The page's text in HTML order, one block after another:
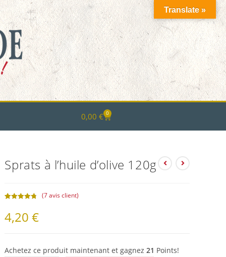
0,00 € 0
Sprats à l’huile d’olive 120g
sur 5
basé sur
(7avis client)
4,20€
Achetez ce produit maintenant et gagnez21 Points!
Translate »